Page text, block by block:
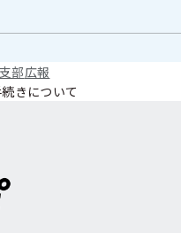
部広報
きについて